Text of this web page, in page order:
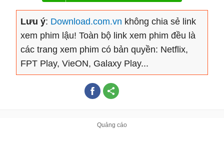
Lưu ý: Download.com.vn không chia sẻ link
xem phim lậu! Toàn bộ link xem phim đều là
các trang xem phim có bản quyền: Netflix,
FPT Play, VieON, Galaxy Play...